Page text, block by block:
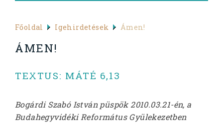
Főoldal Igehirdetések Ámen!
ÁMEN!
TEXTUS: MÁTÉ 6,13
Bogárdi Szabó István püspök 2010.03.21-én, a
Budahegyvidéki Református Gyülekezetben